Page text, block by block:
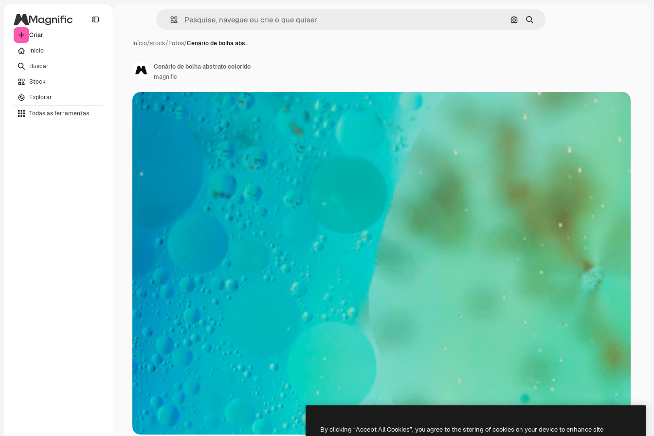
Criar
Início
Buscar
Stock
Explorar
Todas as ferramentas
Pesquisar por imagem
Buscar
Início/stock/Fotos/Cenário de bolha abs…
Cenário de bolha abstrato colorido
magnific
By clicking “Accept All Cookies”, you agree to the storing of cookies on your device to enhance site